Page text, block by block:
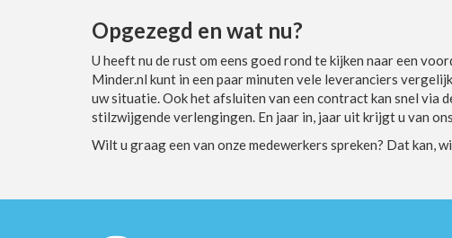
Opgezegd en wat nu?
U heeft nu de rust om eens goed rond te kijken naar een
Minder.nl kunt in een paar minuten vele leveranciers
uw situatie. Ook het afsluiten van een contract kan snel via
stilzwijgende verlengingen. En jaar in, jaar uit krijgt u van
Wilt u graag een van onze medewerkers spreken? Dat kan,